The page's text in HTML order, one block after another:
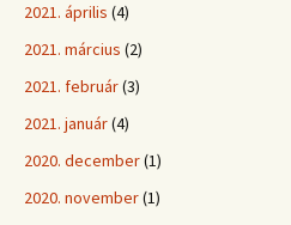
2021. április (4)
2021. március (2)
2021. február(3)
2021. január(4)
2020. december(1)
2020. november(1)